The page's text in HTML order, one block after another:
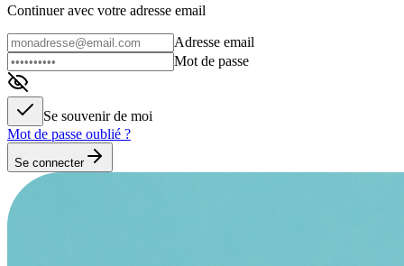
Continuer avec votre adresse email
Adresse email
Mot de passe
Se souvenir de moi
Mot de passe oublié ?
Se connecter